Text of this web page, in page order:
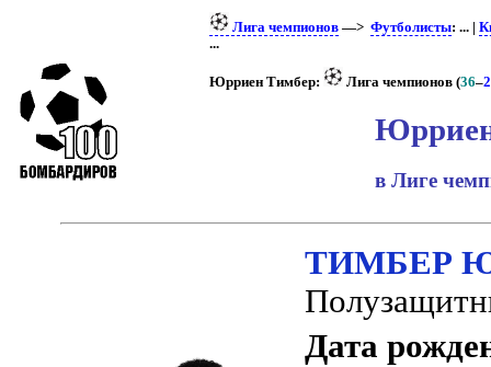
Лига чемпионов —> Футболисты: ... |
...
Юрриен Тимбер: Лига чемпионов (36–2
в Лиге
ТИМБЕР
Дата